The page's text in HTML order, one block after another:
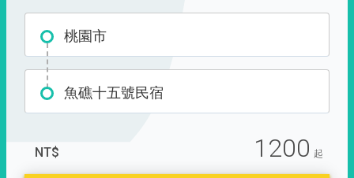
桃園市
魚礁十五號民宿
NT$ 1200 起